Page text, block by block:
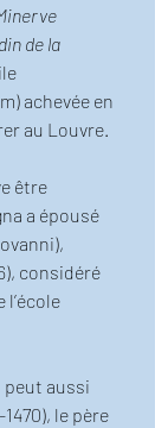
de la
achevée en
au Louvre.
être
a épousé
considéré
l’école
peut aussi
le père